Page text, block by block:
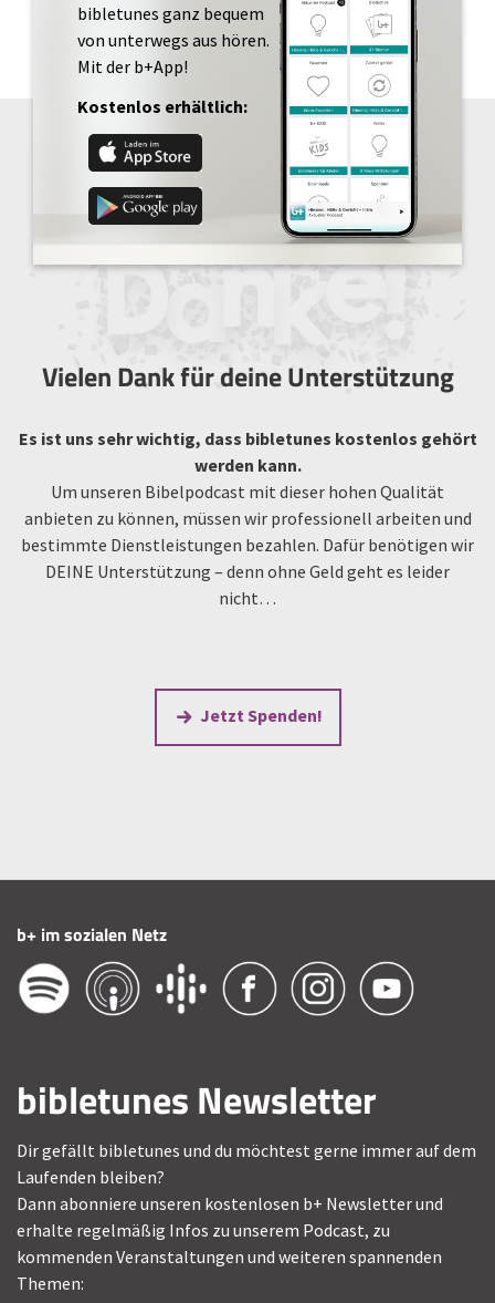
bibletunes ganz bequem
von unterwegs aus hören.
Mit der b+App!
Kostenlos erhältlich:
Vielen Dank für deine Unterstützung
Es ist uns sehr wichtig, dass bibletunes kostenlos gehört
werden kann.
Um unseren Bibelpodcast mit dieser hohen Qualität
anbieten zu können, müssen wir professionell arbeiten und
bestimmte Dienstleistungen bezahlen. Dafür benötigen wir
DEINE Unterstützung – denn ohne Geld geht es leider
nicht…
Jetzt Spenden!
b+ im sozialen Netz
bibletunes Newsletter
Dir gefällt bibletunes und du möchtest gerne immer auf dem
Laufenden bleiben?
Dann abonniere unseren kostenlosen b+ Newsletter und
erhalte regelmäßig Infos zu unserem Podcast, zu
kommenden Veranstaltungen und weiteren spannenden
Themen: